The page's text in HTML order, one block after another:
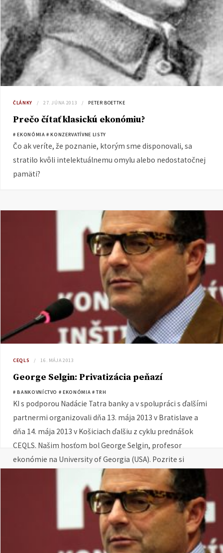
ČLÁNKY 27. JÚNA 2013 PETER BOETTKE
Prečo čítať klasickú ekonómiu?
# EKONÓMIA # KONZERVATÍVNE LISTY
Čo ak veríte, že poznanie, ktorým sme disponovali, sa
stratilo kvôli intelektuálnemu omylu alebo nedostatočnej
pamäti?
CEQLS 16. MÁJA 2013
George Selgin: Privatizácia peňazí
# BANKOVNÍCTVO # EKONÓMIA # TRH
KI s podporou Nadácie Tatra banky a v spolupráci s ďalšími
partnermi organizovali dňa 13. mája 2013 v Bratislave a
dňa 14. mája 2013 v Košiciach ďalšiu z cyklu prednášok
CEQLS. Našim hosťom bol George Selgin, profesor
ekonómie na University of Georgia (USA). Pozrite si